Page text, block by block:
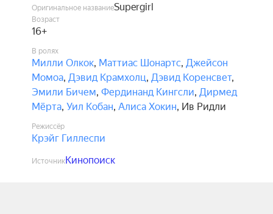
Оригинальное названиеSupergirl
Возраст
16+
В ролях
Милли Олкок, Маттиас Шонартс, Джейсон
Момоа, Дэвид Крамхолц, Дэвид Коренсвет,
Эмили Бичем, Фердинанд Кингсли, Дирмед
Мёрта, Уил Кобан, Алиса Хокин, Ив Ридли
Режиссёр
Крэйг Гиллеспи
ИсточникКинопоиск